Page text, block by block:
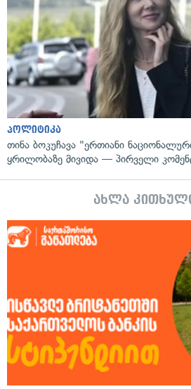
პოლიტიკა
თინა ბოკუჩავა "ერთიანი
ყრილობაზე მივიდა — პირველი
ახლა